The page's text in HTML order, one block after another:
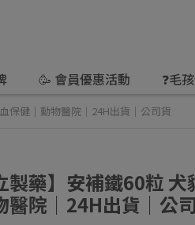
🥳 會員優惠活動 ❓毛
保健｜動物醫院｜24H出貨｜公司貨
製藥】安補鐵60粒
醫院｜24H出貨｜公